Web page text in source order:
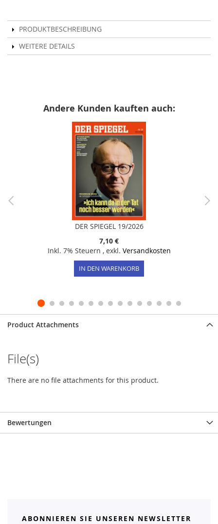
PRODUKTBESCHREIBUNG
WEITERE DETAILS
Andere Kunden kauften auch:
DER SPIEGEL 19/2026
7,10 €
Inkl. 7% Steuern , exkl. Versandkosten
IN DEN WARENKORB
Product Attachments
File(s)
There are no file attachments for this product.
Bewertungen
ABONNIEREN SIE UNSEREN NEWSLETTER